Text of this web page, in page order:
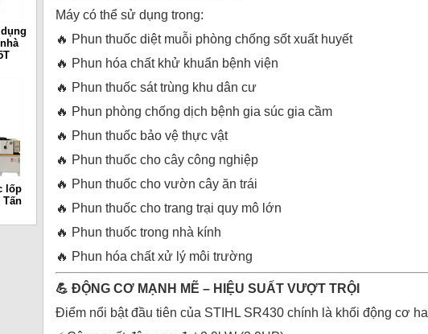
lốp
Tấn
Máy có thể sử dụng trong:
🔥 Phun thuốc diệt muỗi phòng chống sốt xuất huyết
🔥 Phun hóa chất khử khuẩn bệnh viện
🔥 Phun thuốc sát trùng khu dân cư
🔥 Phun phòng chống dịch bệnh gia súc gia cầm
🔥 Phun thuốc bảo vệ thực vật
🔥 Phun thuốc cho cây công nghiệp
🔥 Phun thuốc cho vườn cây ăn trái
🔥 Phun thuốc cho trang trại quy mô lớn
🔥 Phun thuốc trong nhà kính
🔥 Phun hóa chất xử lý môi trường
💪 ĐỘNG CƠ MẠNH MẼ – HIỆU SUẤT VƯỢT TRỘI
Điểm nổi bật đầu tiên của STIHL SR430 chính là khối động cơ